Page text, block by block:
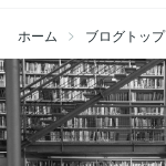
ホーム ブログトップ